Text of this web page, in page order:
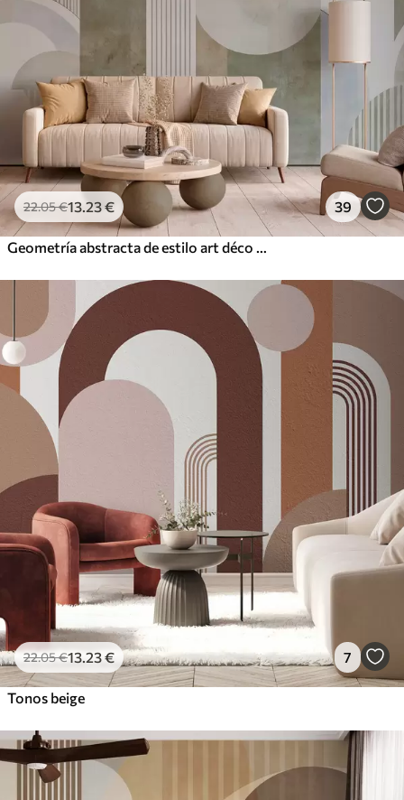
22.05€13.23€ 39
Geometría abstracta de estilo art déco con efecto retro
22.05€13.23€ 7
Tonos beige